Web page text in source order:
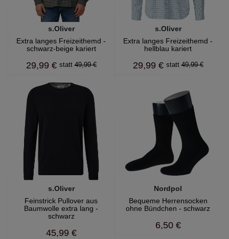
s.Oliver
Extra langes Freizeithemd -
schwarz-beige kariert
29,99 € 49,99 €
s.Oliver
Extra langes Freizeithemd -
hellblau kariert
29,99 € 49,99 €
s.Oliver
Feinstrick Pullover aus
Baumwolle extra lang -
schwarz
45,99 €
Nordpol
Bequeme Herrensocken
ohne Bündchen - schwarz
6,50 €